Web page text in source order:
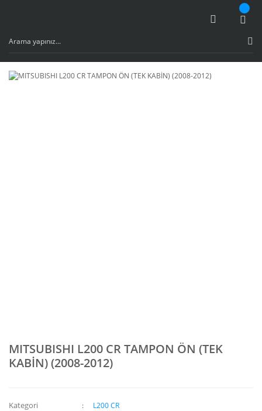
MITSUBISHI L200 CR TAMPON ÖN (TEK
KABİN) (2008-2012)
Kategori L200 CR